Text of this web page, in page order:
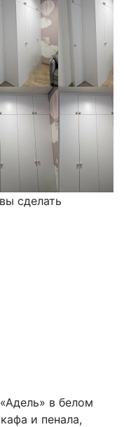
сделать
в белом
и пенала,